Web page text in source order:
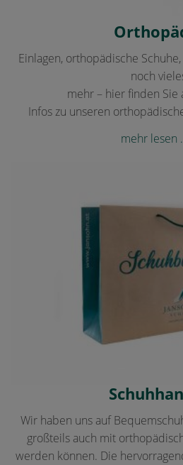
Einlagen, orthopädische
noch
mehr – hier finden Sie
Infos zu unseren
mehr lesen
Wir haben uns auf
großteils auch mit
werden können. Die